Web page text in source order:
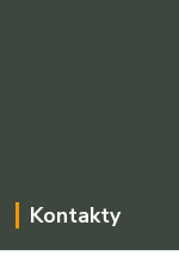
Kontakty